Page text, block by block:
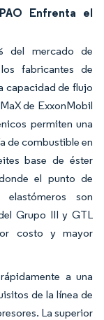
Enfrenta el
del mercado de
fabricantes de
capacidad de flujo
de ExxonMobil
permiten una
de combustible en
base de éster
el punto de
son
Grupo III y GTL
costo y mayor
a una
de la línea de
La superior